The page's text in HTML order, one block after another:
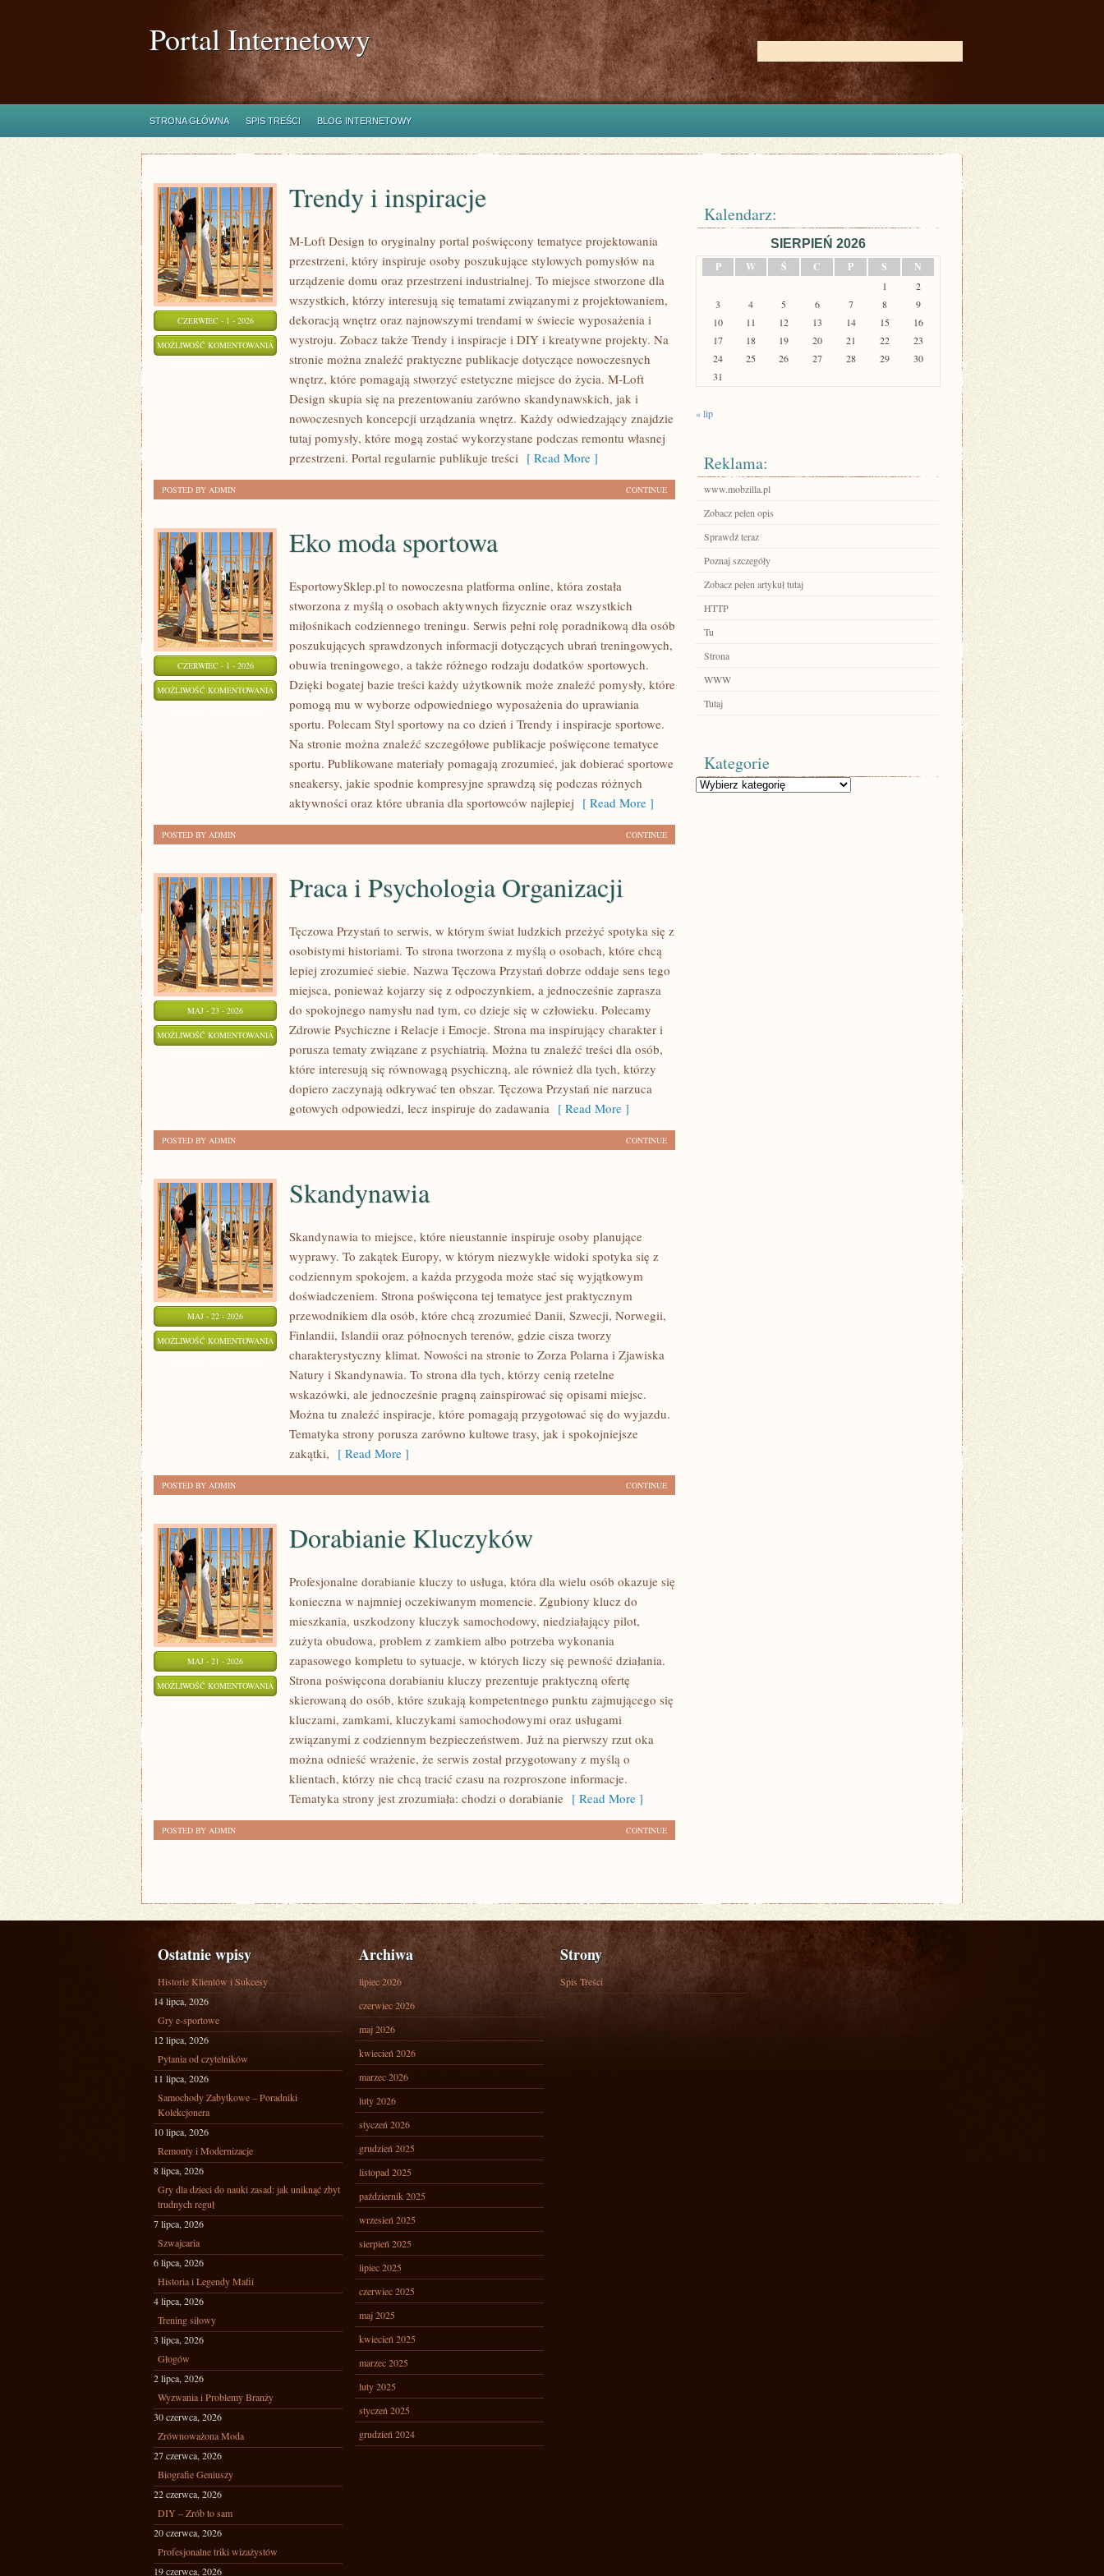
Portal Internetowy
STRONA GŁÓWNA SPIS TREŚCI BLOG INTERNETOWY
CZERWIEC - 1 - 2026
MOŻLIWOŚĆ KOMENTOWANIA TRENDY
INSPIRACJE
Trendy i inspiracje
M-Loft Design to oryginalny portal poświęcony tematyce projektowania
przestrzeni, który inspiruje osoby poszukujące stylowych pomysłów na
urządzenie domu oraz przestrzeni industrialnej. To miejsce stworzone dla
wszystkich, którzy interesują się tematami związanymi z projektowaniem,
dekoracją wnętrz oraz najnowszymi trendami w świecie wyposażenia i
wystroju. Zobacz także Trendy i inspiracje i DIY i kreatywne projekty. Na
stronie można znaleźć praktyczne publikacje dotyczące nowoczesnych
wnętrz, które pomagają stworzyć estetyczne miejsce do życia. M-Loft
Design skupia się na prezentowaniu zarówno skandynawskich, jak i
nowoczesnych koncepcji urządzania wnętrz. Każdy odwiedzający znajdzie
tutaj pomysły, które mogą zostać wykorzystane podczas remontu własnej
przestrzeni. Portal regularnie publikuje treści [ Read More ]
CONTINUE
POSTED BY ADMIN
CZERWIEC - 1 - 2026
MOŻLIWOŚĆ KOMENTOWANIA
MODA
SPORTOWA
Eko moda sportowa
EsportowySklep.pl to nowoczesna platforma online, która została
stworzona z myślą o osobach aktywnych fizycznie oraz wszystkich
miłośnikach codziennego treningu. Serwis pełni rolę poradnikową dla osób
poszukujących sprawdzonych informacji dotyczących ubrań treningowych,
obuwia treningowego, a także różnego rodzaju dodatków sportowych.
Dzięki bogatej bazie treści każdy użytkownik może znaleźć pomysły, które
pomogą mu w wyborze odpowiedniego wyposażenia do uprawiania
sportu. Polecam Styl sportowy na co dzień i Trendy i inspiracje sportowe.
Na stronie można znaleźć szczegółowe publikacje poświęcone tematyce
sportu. Publikowane materiały pomagają zrozumieć, jak dobierać sportowe
sneakersy, jakie spodnie kompresyjne sprawdzą się podczas różnych
aktywności oraz które ubrania dla sportowców najlepiej [ Read More ]
CONTINUE
POSTED BY ADMIN
MAJ - 23 - 2026
MOŻLIWOŚĆ KOMENTOWANIA PRACA
PSYCHOLOGIA
ORGANIZACJI
Praca i Psychologia Organizacji
Tęczowa Przystań to serwis, w którym świat ludzkich przeżyć spotyka się z
osobistymi historiami. To strona tworzona z myślą o osobach, które chcą
lepiej zrozumieć siebie. Nazwa Tęczowa Przystań dobrze oddaje sens tego
miejsca, ponieważ kojarzy się z odpoczynkiem, a jednocześnie zaprasza
do spokojnego namysłu nad tym, co dzieje się w człowieku. Polecamy
Zdrowie Psychiczne i Relacje i Emocje. Strona ma inspirujący charakter i
porusza tematy związane z psychiatrią. Można tu znaleźć treści dla osób,
które interesują się równowagą psychiczną, ale również dla tych, którzy
dopiero zaczynają odkrywać ten obszar. Tęczowa Przystań nie narzuca
gotowych odpowiedzi, lecz inspiruje do zadawania [ Read More ]
CONTINUE
POSTED BY ADMIN
MAJ - 22 - 2026
MOŻLIWOŚĆ KOMENTOWANIA SKANDYNAWIA
Skandynawia
Skandynawia to miejsce, które nieustannie inspiruje osoby planujące
wyprawy. To zakątek Europy, w którym niezwykłe widoki spotyka się z
codziennym spokojem, a każda przygoda może stać się wyjątkowym
doświadczeniem. Strona poświęcona tej tematyce jest praktycznym
przewodnikiem dla osób, które chcą zrozumieć Danii, Szwecji, Norwegii,
Finlandii, Islandii oraz północnych terenów, gdzie cisza tworzy
charakterystyczny klimat. Nowości na stronie to Zorza Polarna i Zjawiska
Natury i Skandynawia. To strona dla tych, którzy cenią rzetelne
wskazówki, ale jednocześnie pragną zainspirować się opisami miejsc.
Można tu znaleźć inspiracje, które pomagają przygotować się do wyjazdu.
Tematyka strony porusza zarówno kultowe trasy, jak i spokojniejsze
zakątki, [ Read More ]
CONTINUE
POSTED BY ADMIN
MAJ - 21 - 2026
MOŻLIWOŚĆ KOMENTOWANIA DORABIANIE
KLUCZYKÓW
Dorabianie Kluczyków
Profesjonalne dorabianie kluczy to usługa, która dla wielu osób okazuje się
konieczna w najmniej oczekiwanym momencie. Zgubiony klucz do
mieszkania, uszkodzony kluczyk samochodowy, niedziałający pilot,
zużyta obudowa, problem z zamkiem albo potrzeba wykonania
zapasowego kompletu to sytuacje, w których liczy się pewność działania.
Strona poświęcona dorabianiu kluczy prezentuje praktyczną ofertę
skierowaną do osób, które szukają kompetentnego punktu zajmującego się
kluczami, zamkami, kluczykami samochodowymi oraz usługami
związanymi z codziennym bezpieczeństwem. Już na pierwszy rzut oka
można odnieść wrażenie, że serwis został przygotowany z myślą o
klientach, którzy nie chcą tracić czasu na rozproszone informacje.
Tematyka strony jest zrozumiała: chodzi o dorabianie [ Read More ]
CONTINUE
POSTED BY ADMIN
Kalendarz:
SIERPIEŃ 2026
P
W Ś C P S N
1
2
3
4 5 6 7 8
9
10
11 12 13 14 15
16
17
18 19 20 21 22
23
24
25 26 27 28 29
30
31
« lip
Reklama:
www.mobzilla.pl
Zobacz pełen opis
Sprawdź teraz
Poznaj szczegóły
Zobacz pełen artykuł tutaj
HTTP
Tu
Strona
WWW
Tutaj
Kategorie
Kategorie
Ostatnie wpisy
Historie Klientów i Sukcesy
14 lipca, 2026
Gry e-sportowe
12 lipca, 2026
Pytania od czytelników
11 lipca, 2026
Samochody Zabytkowe – Poradniki
Kolekcjonera
10 lipca, 2026
Remonty i Modernizacje
8 lipca, 2026
Gry dla dzieci do nauki zasad: jak uniknąć zbyt
trudnych reguł
7 lipca, 2026
Szwajcaria
6 lipca, 2026
Historia i Legendy Mafii
4 lipca, 2026
Trening siłowy
3 lipca, 2026
Głogów
2 lipca, 2026
Wyzwania i Problemy Branży
30 czerwca, 2026
Zrównoważona Moda
27 czerwca, 2026
Biografie Geniuszy
22 czerwca, 2026
DIY – Zrób to sam
20 czerwca, 2026
Profesjonalne triki wizażystów
19 czerwca, 2026
Archiwa
lipiec 2026
czerwiec 2026
maj 2026
kwiecień 2026
marzec 2026
luty 2026
styczeń 2026
grudzień 2025
listopad 2025
październik 2025
wrzesień 2025
sierpień 2025
lipiec 2025
czerwiec 2025
maj 2025
kwiecień 2025
marzec 2025
luty 2025
styczeń 2025
grudzień 2024
Strony
Spis Treści